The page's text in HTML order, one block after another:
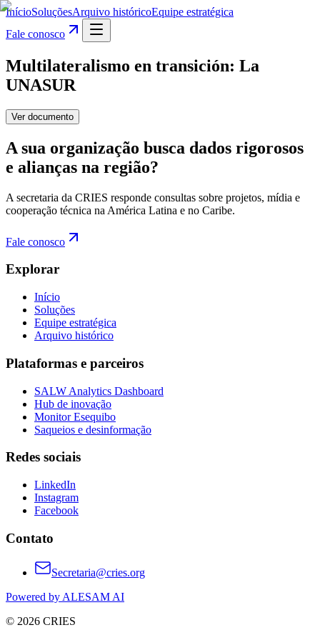
InícioSoluçõesArquivo históricoEquipe estratégica
Fale conosco
Multilateralismo en transición: La
UNASUR
Ver documento
A sua organização busca dados rigorosos
e alianças na região?
A secretaria da CRIES responde consultas sobre projetos, mídia e
cooperação técnica na América Latina e no Caribe.
Fale conosco
Explorar
Início
Soluções
Equipe estratégica
Arquivo histórico
Plataformas e parceiros
SALW Analytics Dashboard
Hub de inovação
Monitor Esequibo
Saqueios e desinformação
Redes sociais
LinkedIn
Instagram
Facebook
Contato
Secretaria@cries.org
Powered by ALESAM AI
© 2026 CRIES